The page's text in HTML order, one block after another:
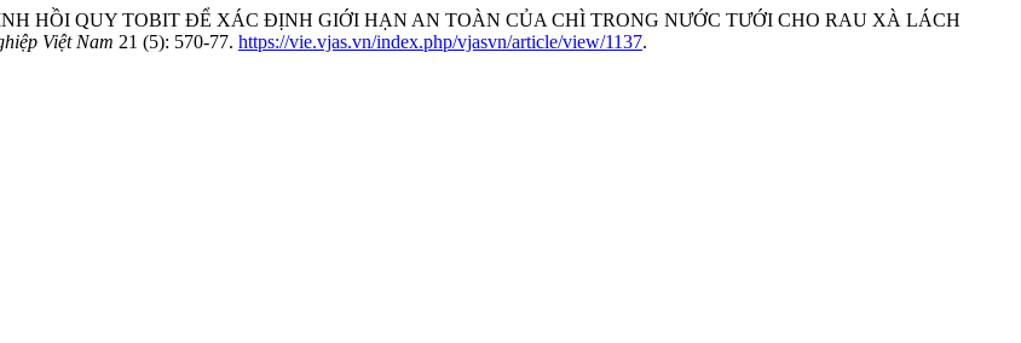
HỒI QUY TOBIT ĐỂ XÁC ĐỊNH GIỚI HẠN AN TOÀN CỦA CHÌ TRONG NƯỚC TƯỚI CHO RAU XÀ LÁCH
Việt Nam 21 (5): 570-77. https://vie.vjas.vn/index.php/vjasvn/article/view/1137.